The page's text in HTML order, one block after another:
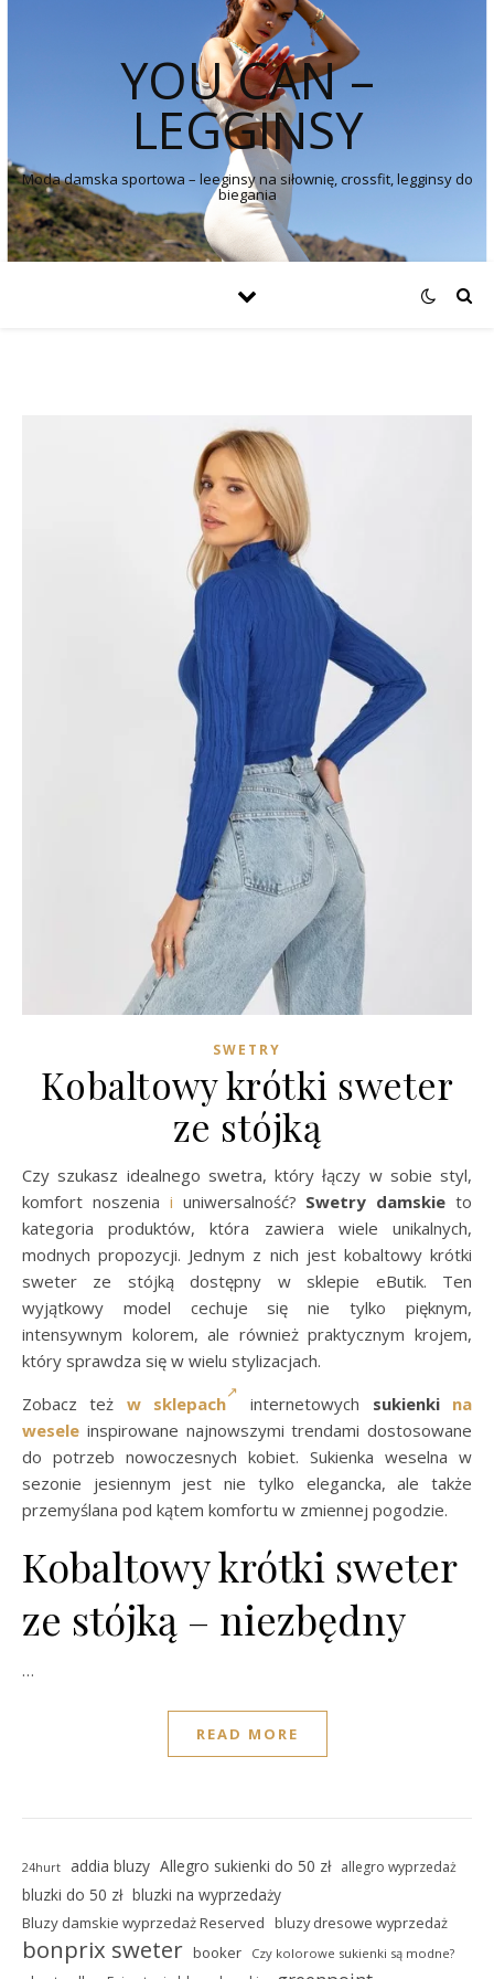
YOU CAN –
LEGGINSY
Moda damska sportowa – leeginsy na siłownię, crossfit, legginsy do
biegania
SWETRY
Kobaltowy krótki sweter
ze stójką
Czy szukasz idealnego swetra, który łączy w sobie styl,
komfort noszenia i uniwersalność? Swetry damskie to
kategoria produktów, która zawiera wiele unikalnych,
modnych propozycji. Jednym z nich jest kobaltowy krótki
sweter ze stójką dostępny w sklepie eButik. Ten
wyjątkowy model cechuje się nie tylko pięknym,
intensywnym kolorem, ale również praktycznym krojem,
który sprawdza się w wielu stylizacjach.
Zobacz też w sklepach internetowych sukienki na
wesele inspirowane najnowszymi trendami dostosowane
do potrzeb nowoczesnych kobiet. Sukienka weselna w
sezonie jesiennym jest nie tylko elegancka, ale także
przemyślana pod kątem komfortu w zmiennej pogodzie.
Kobaltowy krótki sweter
ze stójką – niezbędny
…
READ MORE
24hurt addia bluzy Allegro sukienki do 50 zł allegro wyprzedaż
bluzki do 50 zł bluzki na wyprzedaży
Bluzy damskie wyprzedaż Reserved bluzy dresowe wyprzedaż
bonprix sweter booker Czy kolorowe sukienki są modne?